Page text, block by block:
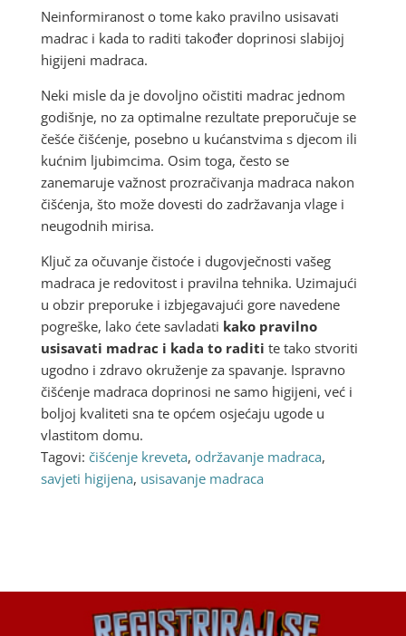
Neinformiranost o tome kako pravilno usisavati
madrac i kada to raditi također doprinosi slabijoj
higijeni madraca.
Neki misle da je dovoljno očistiti madrac jednom
godišnje, no za optimalne rezultate preporučuje se
češće čišćenje, posebno u kućanstvima s djecom ili
kućnim ljubimcima. Osim toga, često se
zanemaruje važnost prozračivanja madraca nakon
čišćenja, što može dovesti do zadržavanja vlage i
neugodnih mirisa.
Ključ za očuvanje čistoće i dugovječnosti vašeg
madraca je redovitost i pravilna tehnika. Uzimajući
u obzir preporuke i izbjegavajući gore navedene
pogreške, lako ćete savladati kako pravilno
usisavati madrac i kada to raditi te tako stvoriti
ugodno i zdravo okruženje za spavanje. Ispravno
čišćenje madraca doprinosi ne samo higijeni, već i
boljoj kvaliteti sna te općem osjećaju ugode u
vlastitom domu.
Tagovi: čišćenje kreveta, održavanje madraca,
savjeti higijena, usisavanje madraca